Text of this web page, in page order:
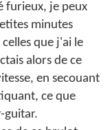
furieux, je peux
minutes
que j'ai le
alors de ce
en secouant
ce que
guitar.